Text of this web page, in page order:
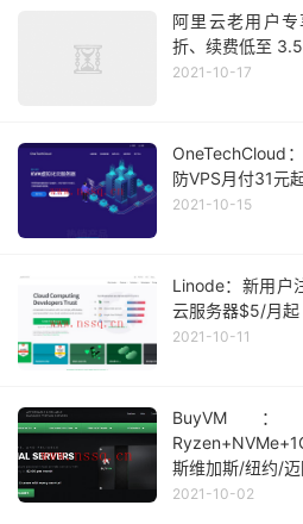
阿里云老用户
折、续费低至
2021-10-17
OneTechCloud
防VPS月付31元
2021-10-15
Linode：新用户
云服务器$5/月起
2021-10-11
BuyVM
斯维加斯/纽约/
2021-10-02